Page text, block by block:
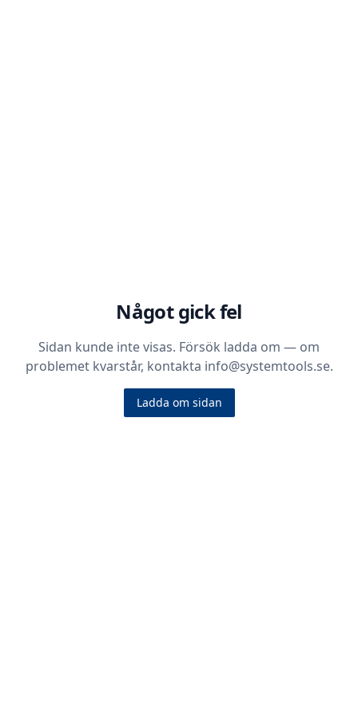
Något gick fel
Sidan kunde inte visas. Försök ladda om — om
problemet kvarstår, kontakta info@systemtools.se.
Ladda om sidan